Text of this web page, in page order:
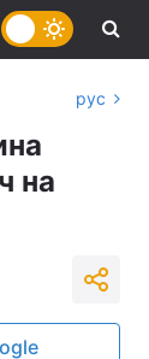
рус
на